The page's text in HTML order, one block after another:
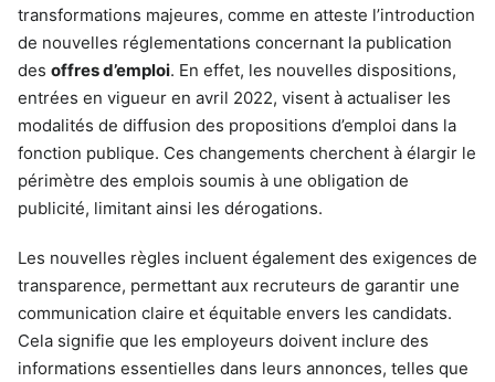
transformations majeures, comme en atteste l’introduction
de nouvelles réglementations concernant la publication
des offres d’emploi. En effet, les nouvelles dispositions,
entrées en vigueur en avril 2022, visent à actualiser les
modalités de diffusion des propositions d’emploi dans la
fonction publique. Ces changements cherchent à élargir le
périmètre des emplois soumis à une obligation de
publicité, limitant ainsi les dérogations.
Les nouvelles règles incluent également des exigences de
transparence, permettant aux recruteurs de garantir une
communication claire et équitable envers les candidats.
Cela signifie que les employeurs doivent inclure des
informations essentielles dans leurs annonces, telles que